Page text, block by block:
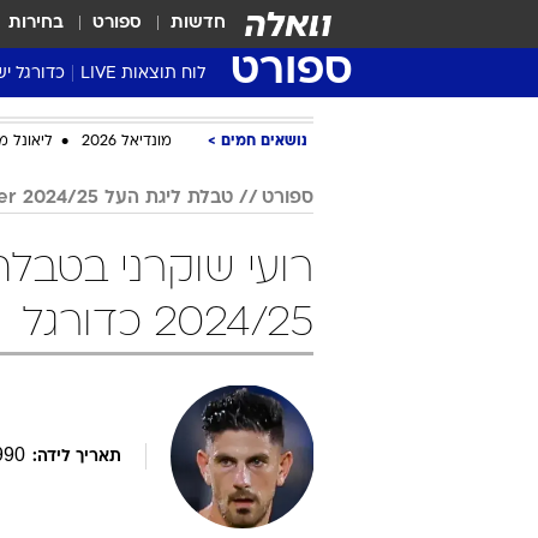
חדשות ספורט בחירות
ספורט לוח תוצאות LIVE כדורגל
ליגת העל Winner
גביע
שגרירים
ליגה
נושאים חמים מונדיאל 2026 ליאונל
ספורט טבלת ליגת העל Winner 2024/25
2024/25 כדורגל
תאריך לידה: